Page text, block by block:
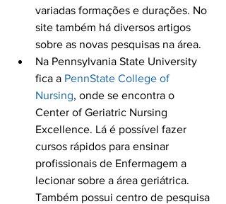
variadas formações e durações. No
site também há diversos artigos
sobre as novas pesquisas na área.
Na Pennsylvania State University
fica a PennState College of
Nursing, onde se encontra o
Center of Geriatric Nursing
Excellence. Lá é possível fazer
cursos rápidos para ensinar
profissionais de Enfermagem a
lecionar sobre a área geriátrica.
Também possui centro de pesquisa